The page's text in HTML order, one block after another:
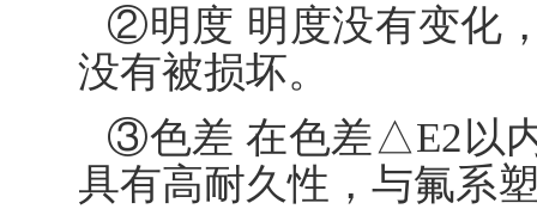
②明度 明度没有变化
没有被损坏。
③色差 在色差△E2以
具有高耐久性，与氟系